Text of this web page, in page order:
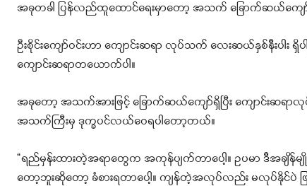
အခုတခါ ပြန်လည်ထူထောင်ရေးမှာတော့ အသက် ခြောက်ဆယ်က
ဦးစိုင်းကျော်ဝင်းဟာ ကျောင်းဆရာ လုပ်သက် လေးဆယ်နှစ်နီးပါး
ကျောင်းဆရာတယောက်ပါ။
အခုတော့ အသက်အားဖြင့် ခြောက်ဆယ်ကျော်ရှိပြီး ကျောင်းဆရာ
အသက်ကြီးမှ ဒုက္ခပင်လယ်ဝေရပါတော့တယ်။
“ရည်မှန်းထားတဲ့အရာတွေက အကုန်ပျက်တာပေါ့။ ဥပမာ ဒီအချိန်မ
တော့ဘူးဆိုတော့ ခံစားရတာပေါ့။ ကျန်တဲ့အလုပ်လည်း မလုပ်နိုင်ပဲ ဖြ